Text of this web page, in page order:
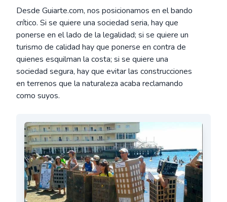
Desde Guiarte.com, nos posicionamos en el bando
crítico. Si se quiere una sociedad seria, hay que
ponerse en el lado de la legalidad; si se quiere un
turismo de calidad hay que ponerse en contra de
quienes esquilman la costa; si se quiere una
sociedad segura, hay que evitar las construcciones
en terrenos que la naturaleza acaba reclamando
como suyos.